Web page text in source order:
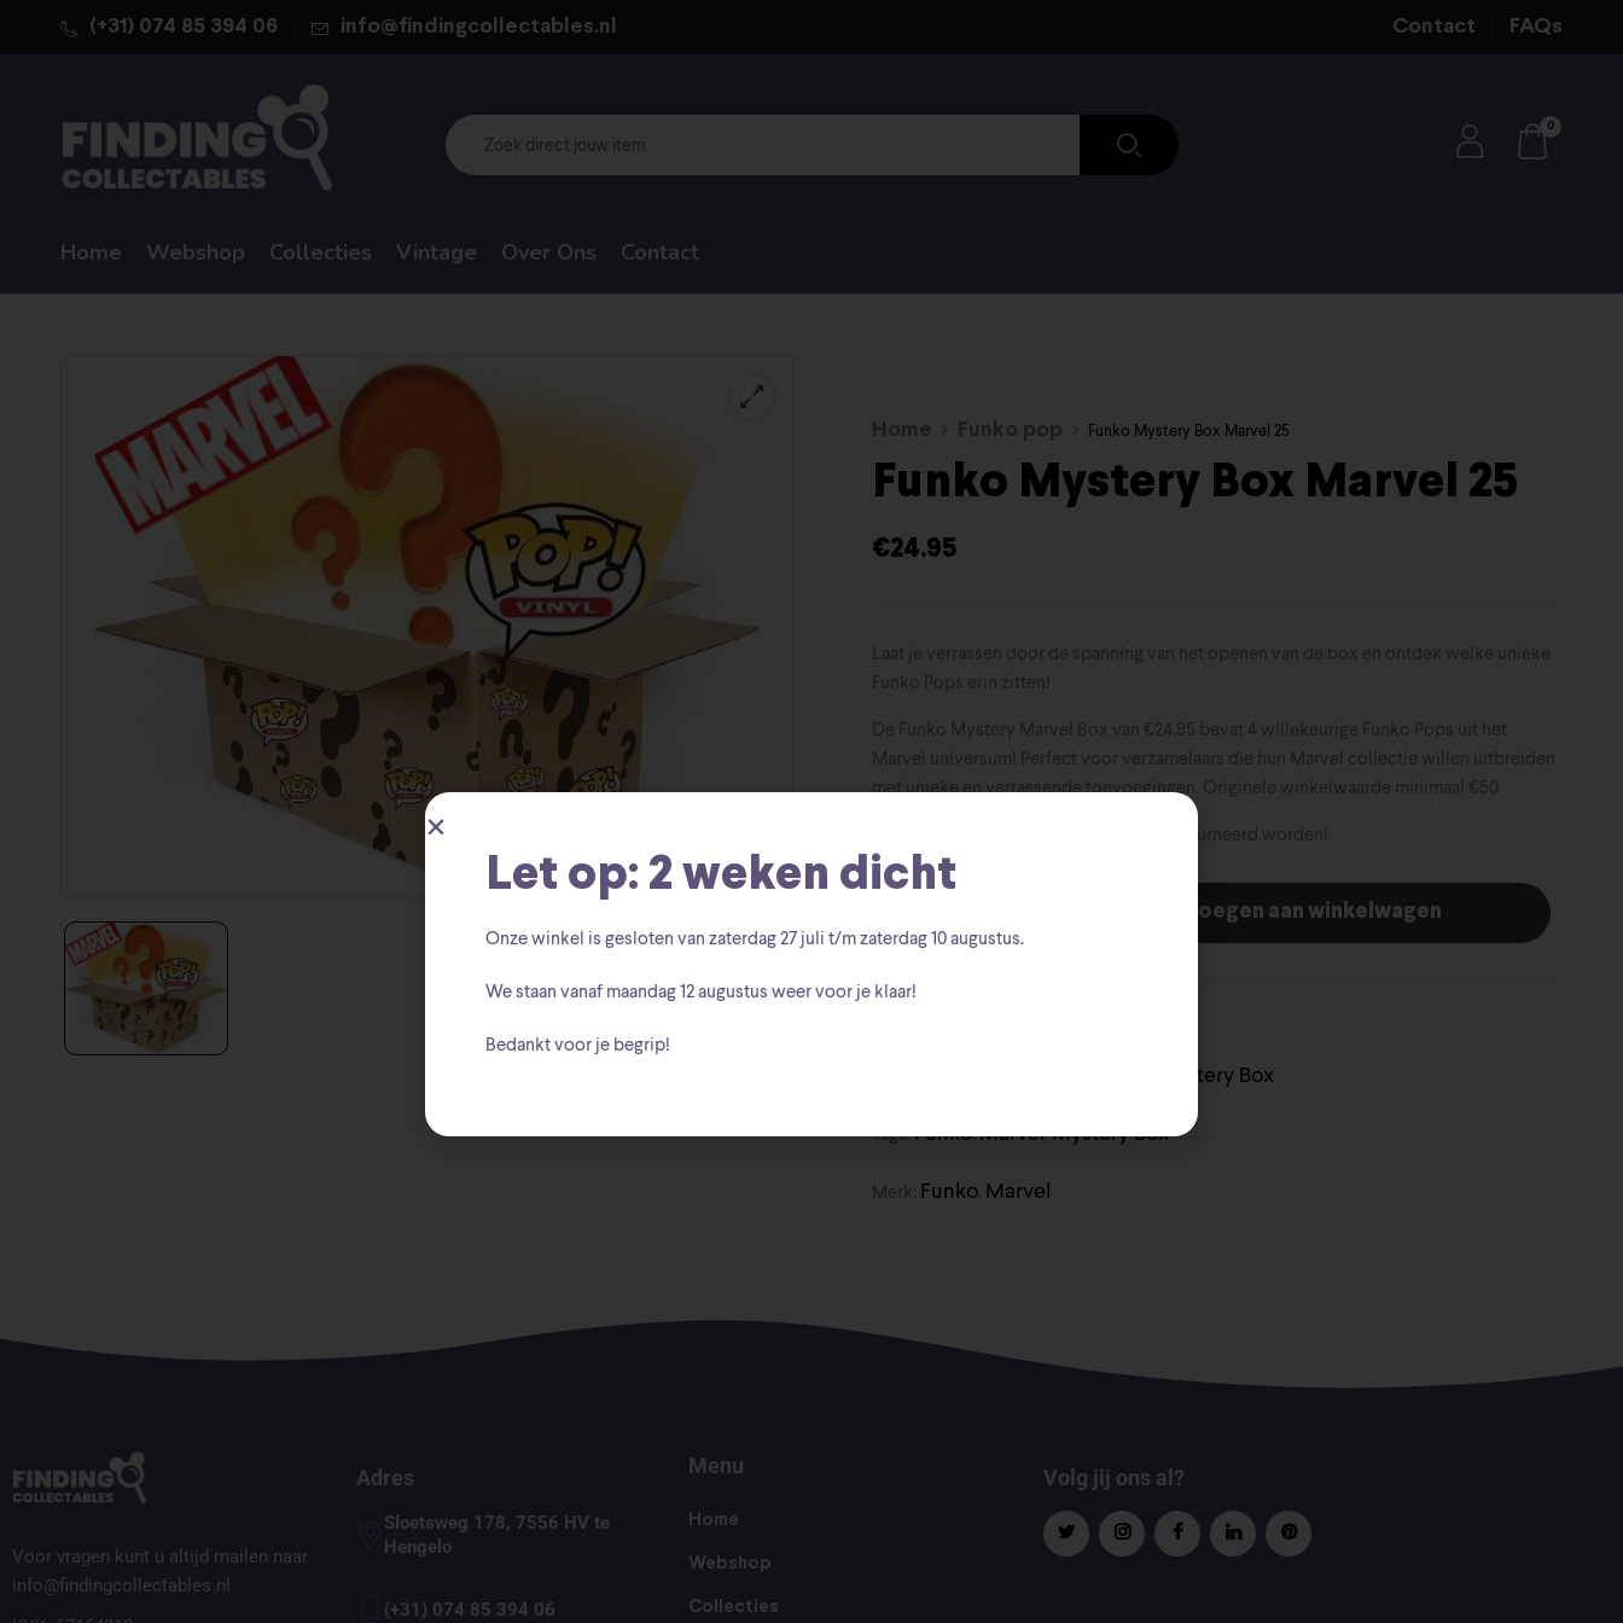
(+31) 074 85 394 06 info@findingcollectables.nl Contact FAQs
0
Home Webshop Collecties Vintage Over Ons Contact
Home Funko pop Funko Mystery Box Marvel 25
Funko Mystery Box Marvel 25
€24.95
Laat je verrassen door de spanning van het openen van de box en ontdek welke unieke
Funko Pops erin zitten!
De Funko Mystery Marvel Box van €24,95 bevat 4 willekeurige Funko Pops uit het
Marvel universum! Perfect voor verzamelaars die hun Marvel collectie willen uitbreiden
met unieke en verrassende toevoegingen. Originele winkelwaarde minimaal €50
Let op: Mysteryboxen kunnen niet geretourneerd worden!
Toevoegen aan winkelwagen
Mystery Box
Tags:Funko,Marvel,Mystery Box
Merk: Funko Marvel
Voor vragen kunt u altijd mailen naar
info@findingcollectables.nl
Adres
Sloetsweg 178, 7556 HV te
Hengelo
(+31) 074 85 394 06
Menu
Home
Webshop
Collecties
Volg jij ons al?
Let op: 2 weken dicht
Onze winkel is gesloten van zaterdag27 juli t/m zaterdag 10 augustus.
We staan vanaf maandag 12 augustus weer voor je klaar!
Bedankt voor je begrip!